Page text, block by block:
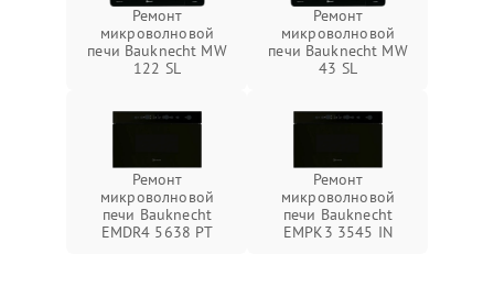
Ремонт
микроволновой
печи Bauknecht MW
122 SL
Ремонт
микроволновой
печи Bauknecht MW
43 SL
Ремонт
микроволновой
печи Bauknecht
EMDR4 5638 PT
Ремонт
микроволновой
печи Bauknecht
EMPK3 3545 IN